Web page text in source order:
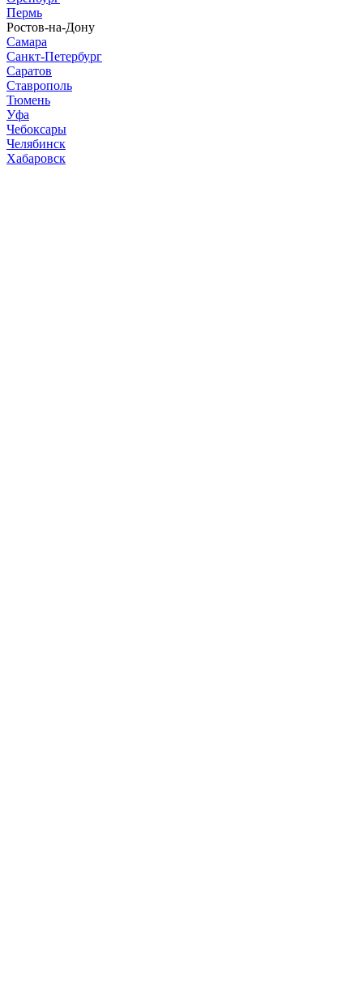
Пермь
Ростов-на-Дону
Самара
Санкт-Петербург
Саратов
Ставрополь
Тюмень
Уфа
Чебоксары
Челябинск
Хабаровск